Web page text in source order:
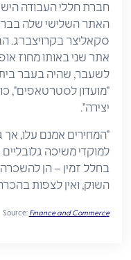
סקאליצר בקרויצברג.
אתר שני באותו מחוז
לשעבר, שהיה בעבר
"מועדון לסטרטאפים",
יצירה".
"המחירים אמנם עלו, אך
למוקדי משיכה
בחלל זמין – הן
השוק, ואין לצפות
Source: Finance and Commerce